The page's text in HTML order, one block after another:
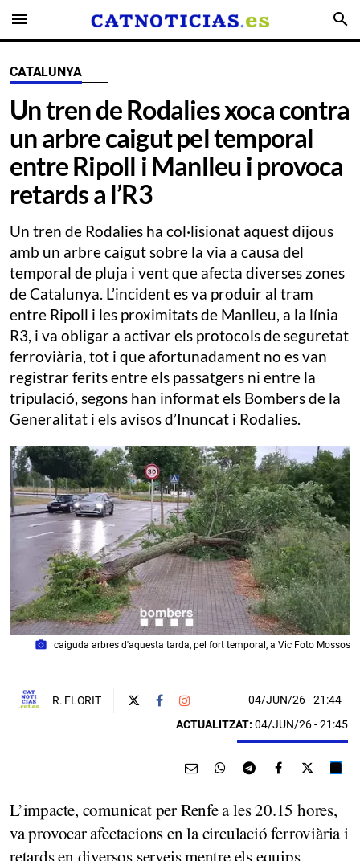
menu search
CATALUNYA
Un tren de Rodalies xoca contra
un arbre caigut pel temporal
entre Ripoll i Manlleu i provoca
retards a l’R3
Un tren de Rodalies ha col·lisionat aquest dijous
amb un arbre caigut sobre la via a causa del
temporal de pluja i vent que afecta diverses zones
de Catalunya. L’incident es va produir al tram
entre Ripoll i les proximitats de Manlleu, a la línia
R3, i va obligar a activar els protocols de seguretat
ferroviària, tot i que afortunadament no es van
registrar ferits entre els passatgers ni entre la
tripulació, segons han informat els Bombers de la
Generalitat i els avisos d’Inuncat i Rodalies.
photo_camera caiguda arbres d'aquesta tarda, pel fort temporal, a Vic Foto Mossos
R. FLORIT 04/JUN/26- 21:44
ACTUALITZAT: 04/JUN/26 - 21:45
L’impacte, comunicat per Renfe a les 20.15 hores,
va provocar afectacions en la circulació ferroviària i
retards en diversos serveis mentre els equips